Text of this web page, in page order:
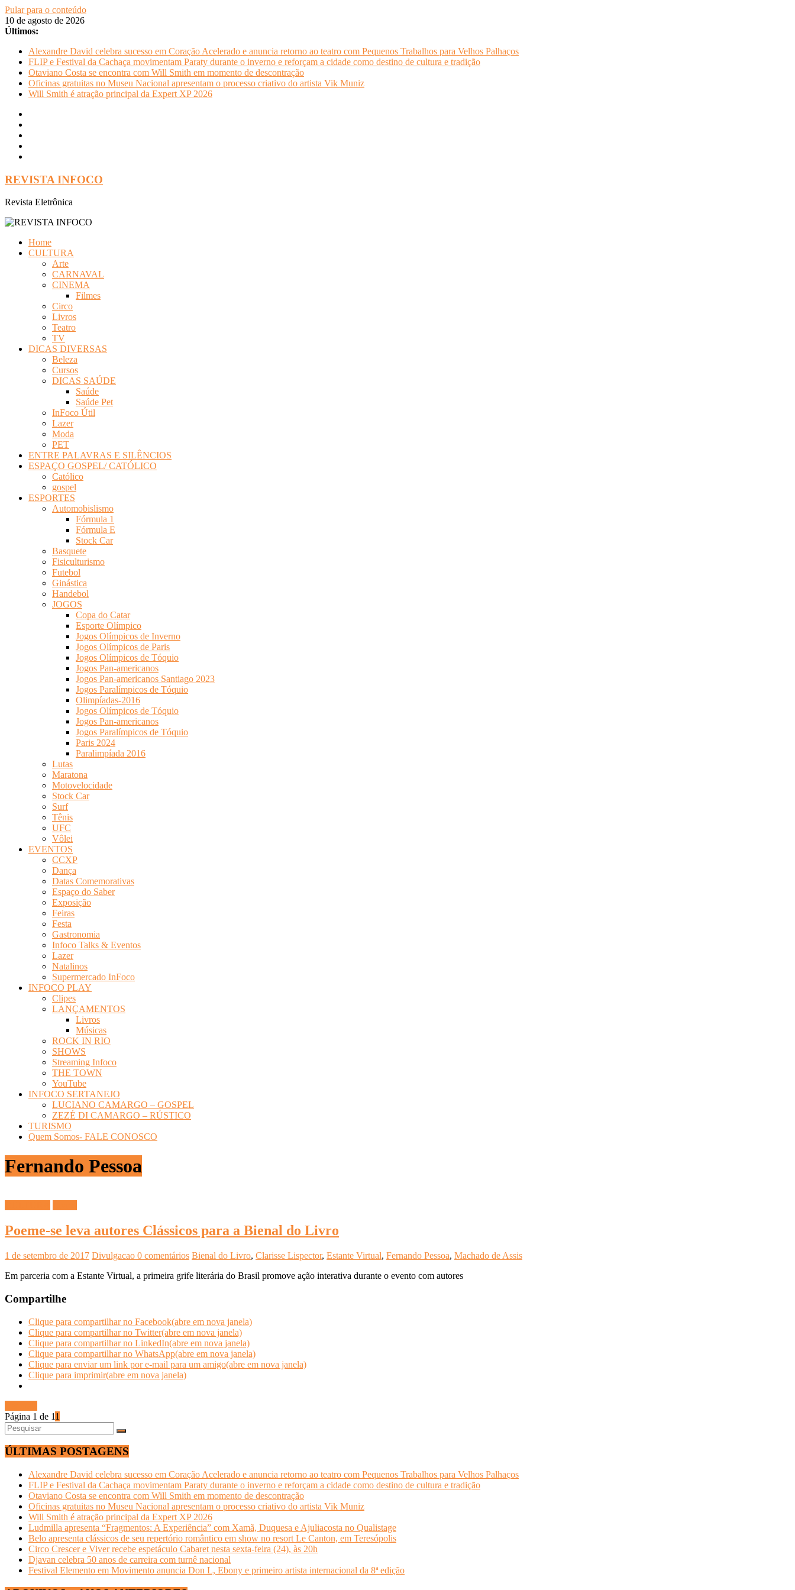
Pular para o conteúdo
10 de agosto de 2026
Últimos:
Alexandre David celebra sucesso em Coração Acelerado e anuncia retorno ao teatro com Pequenos Trabalhos para Velhos Palhaços
FLIP e Festival da Cachaça movimentam Paraty durante o inverno e reforçam a cidade como destino de cultura e tradição
Otaviano Costa se encontra com Will Smith em momento de descontração
Oficinas gratuitas no Museu Nacional apresentam o processo criativo do artista Vik Muniz
Will Smith é atração principal da Expert XP 2026
REVISTA INFOCO
Revista Eletrônica
Home
CULTURA
Arte
CARNAVAL
CINEMA
Filmes
Circo
Livros
Teatro
TV
DICAS DIVERSAS
Beleza
Cursos
DICAS SAÚDE
Saúde
Saúde Pet
InFoco Útil
Lazer
Moda
PET
ENTRE PALAVRAS E SILÊNCIOS
ESPAÇO GOSPEL/ CATÓLICO
Católico
gospel
ESPORTES
Automobislismo
Fórmula 1
Fórmula E
Stock Car
Basquete
Fisiculturismo
Futebol
Ginástica
Handebol
JOGOS
Copa do Catar
Esporte Olímpico
Jogos Olímpicos de Inverno
Jogos Olímpicos de Paris
Jogos Olímpicos de Tóquio
Jogos Pan-americanos
Jogos Pan-americanos Santiago 2023
Jogos Paralímpicos de Tóquio
Olimpíadas-2016
Jogos Olímpicos de Tóquio
Jogos Pan-americanos
Jogos Paralímpicos de Tóquio
Paris 2024
Paralimpíada 2016
Lutas
Maratona
Motovelocidade
Stock Car
Surf
Tênis
UFC
Vôlei
EVENTOS
CCXP
Dança
Datas Comemorativas
Espaço do Saber
Exposição
Feiras
Festa
Gastronomia
Infoco Talks & Eventos
Lazer
Natalinos
Supermercado InFoco
INFOCO PLAY
Clipes
LANÇAMENTOS
Livros
Músicas
ROCK IN RIO
SHOWS
Streaming Infoco
THE TOWN
YouTube
INFOCO SERTANEJO
LUCIANO CAMARGO – GOSPEL
ZEZÉ DI CAMARGO – RÚSTICO
TURISMO
Quem Somos- FALE CONOSCO
Fernando Pessoa
Poeme-se leva autores Clássicos para a Bienal do Livro
1 de setembro de 2017 Divulgacao 0 comentários Bienal do Livro, Clarisse Lispector, Estante Virtual, Fernando Pessoa, Machado de Assis
Em parceria com a Estante Virtual, a primeira grife literária do Brasil promove ação interativa durante o evento com autores
Compartilhe
Clique para compartilhar no Facebook(abre em nova janela)
Clique para compartilhar no Twitter(abre em nova janela)
Clique para compartilhar no LinkedIn(abre em nova janela)
Clique para compartilhar no WhatsApp(abre em nova janela)
Clique para enviar um link por e-mail para um amigo(abre em nova janela)
Clique para imprimir(abre em nova janela)
Página 1 de 11
ÚLTIMAS POSTAGENS
Alexandre David celebra sucesso em Coração Acelerado e anuncia retorno ao teatro com Pequenos Trabalhos para Velhos Palhaços
FLIP e Festival da Cachaça movimentam Paraty durante o inverno e reforçam a cidade como destino de cultura e tradição
Otaviano Costa se encontra com Will Smith em momento de descontração
Oficinas gratuitas no Museu Nacional apresentam o processo criativo do artista Vik Muniz
Will Smith é atração principal da Expert XP 2026
Ludmilla apresenta “Fragmentos: A Experiência” com Xamã, Duquesa e Ajuliacosta no Qualistage
Belo apresenta clássicos de seu repertório romântico em show no resort Le Canton, em Teresópolis
Circo Crescer e Viver recebe espetáculo Cabaret nesta sexta-feira (24), às 20h
Djavan celebra 50 anos de carreira com turnê nacional
Festival Elemento em Movimento anuncia Don L, Ebony e primeiro artista internacional da 8ª edição